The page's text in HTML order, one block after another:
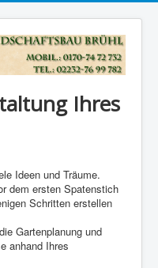
Ihres
Ideen und Träume.
dem ersten Spatenstich
Schritten erstellen
Gartenplanung und
anhand Ihres